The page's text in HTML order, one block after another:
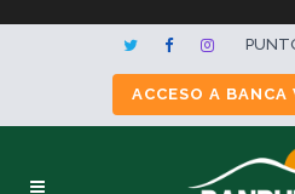
ACCESO A